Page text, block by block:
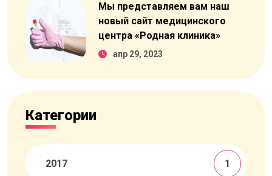
Мы представляем вам наш
новый сайт медицинского
центра «Родная клиника»
апр 29, 2023
Категории
2017 1